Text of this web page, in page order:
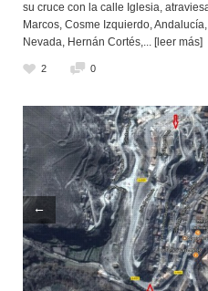
su cruce con la calle Iglesia,
Marcos, Cosme Izquierdo,
Nevada, Hernán Cortés,... [leer más]
2 0
←